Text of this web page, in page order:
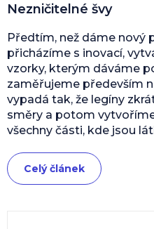
Nezničitelné švy
Předtím, než dáme nový
přicházíme s inovací,
vzorky, kterým dáváme
zaměřujeme především
vypadá tak, že legíny
směry a potom
všechny části, kde jsou
Celý článek